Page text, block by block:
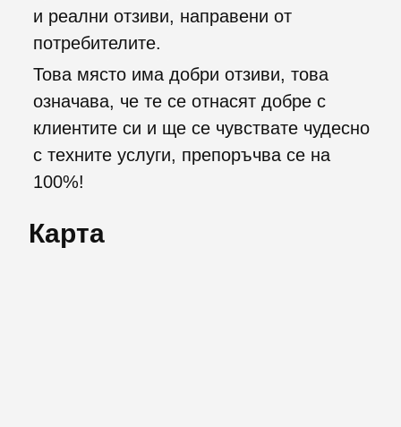
и реални отзиви, направени от
потребителите.
Това място има добри отзиви, това
означава, че те се отнасят добре с
клиентите си и ще се чувствате чудесно
с техните услуги, препоръчва се на
100%!
Карта